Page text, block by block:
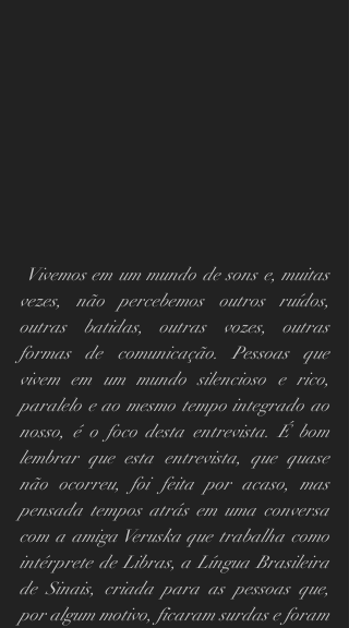
vezes, não percebemos outros ruídos,
outras batidas, outras vozes, outras
formas de comunicação. Pessoas que
vivem em um mundo silencioso e rico,
paralelo e ao mesmo tempo integrado ao
nosso, é o foco desta entrevista. É bom
lembrar que esta entrevista, que quase
não ocorreu, foi feita por acaso, mas
pensada tempos atrás em uma conversa
com a amiga Veruska que trabalha como
intérprete de Libras, a Língua Brasileira
de Sinais, criada para as pessoas que,
por algum motivo, ficaram surdas e foram